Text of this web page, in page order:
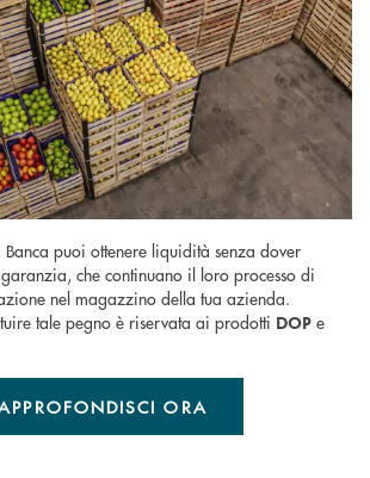
puoi ottenere liquidità senza dover
che continuano il loro processo di
nel magazzino della tua azienda.
tale pegno è riservata ai prodotti DOP e
ORA